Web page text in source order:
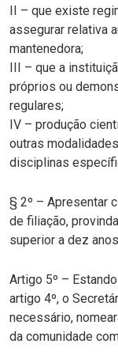
II – que existe
assegurar relativa
mantenedora;
III – que a
próprios ou
regulares;
IV – produção
outras
disciplinas
§ 2º – Apresentar
de filiação,
superior a dez
Artigo 5º –
artigo 4º, o
necessário,
da comunidade